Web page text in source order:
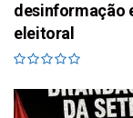
desinformação
eleitoral